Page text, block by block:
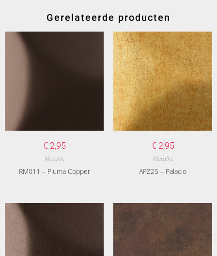
Gerelateerde producten
€ 2,95
Metallic
RM011 – Pluma Copper
€ 2,95
Metallic
APZ25 – Palacio